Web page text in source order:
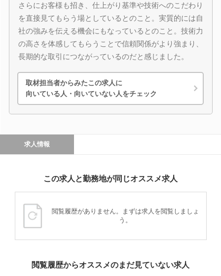
さらにお客様も招き、仕上がり基準や技術へのこだわり
を直接見てもらう場としているとのこと。実質的には自
社の強みを伝える機会にもなっているとのこと。技術力
の高さを体感してもらうことで信頼関係がより強まり、
長期的な取引につながっているのだと感じました。
取材担当者からみたこの求人に
向いている人・向いていない人をチェック
求人情報
この求人と勤務地が同じオススメ求人
閲覧履歴がありません。まずは求人を閲覧しましょ
う。
閲覧履歴からオススメのまだ見ていない求人